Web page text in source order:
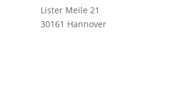
Lister Meile 21
30161 Hannover